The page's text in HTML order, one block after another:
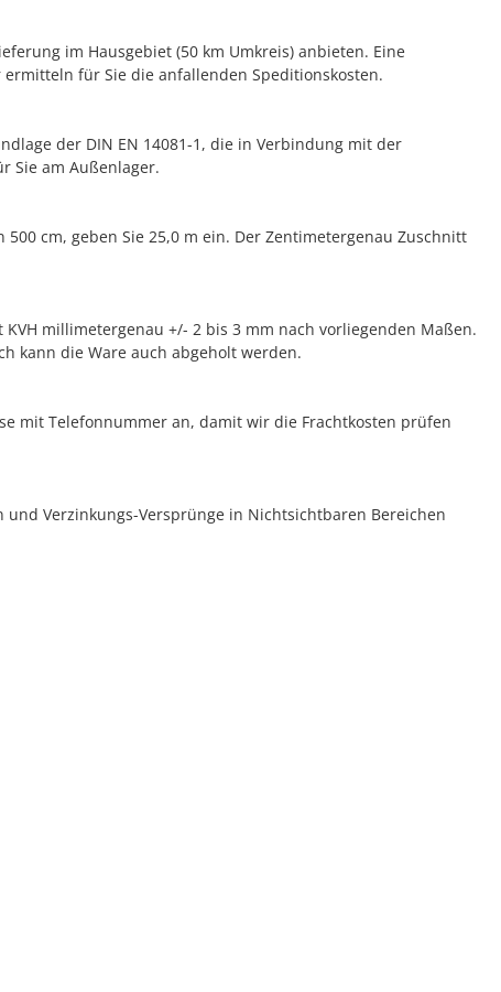
im Hausgebiet (50 km Umkreis) anbieten. Eine
für Sie die anfallenden Speditionskosten.
der DIN EN 14081-1, die in Verbindung mit der
Sie am Außenlager.
cm, geben Sie 25,0 m ein. Der Zentimetergenau Zuschnitt
millimetergenau +/- 2 bis 3 mm nach vorliegenden Maßen.
kann die Ware auch abgeholt werden.
mit Telefonnummer an, damit wir die Frachtkosten prüfen
Verzinkungs-Versprünge in Nichtsichtbaren Bereichen